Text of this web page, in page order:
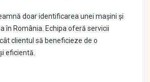
doar identificarea unei mașini și
în România. Echipa oferă servicii
clientul să beneficieze de o
eficientă.